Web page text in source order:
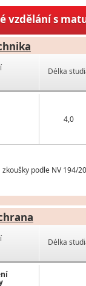
vzdělání s
Délka
4,0
podle NV 194/
Délka